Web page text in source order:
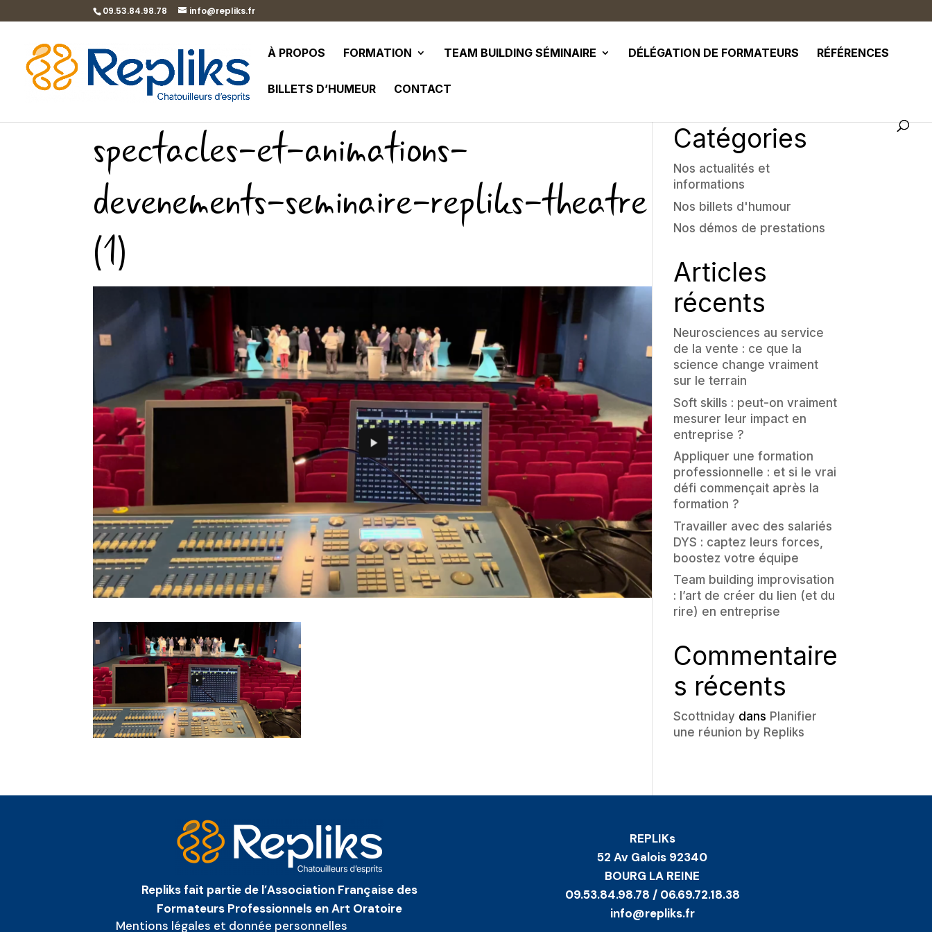
09.53.84.98.78 info@repliks.fr
À PROPOS FORMATION TEAM BUILDING SÉMINAIRE DÉLÉGATION DE FORMATEURS RÉFÉRENCES
BILLETS D’HUMEUR CONTACT
spectacles-et-animations-
devenements-seminaire-repliks-theatre
(1)
Catégories
Nos actualités et
informations
Nos billets d'humour
Nos démos de prestations
Articles
récents
Neurosciences au service
de la vente : ce que la
science change vraiment
sur le terrain
Soft skills : peut-on vraiment
mesurer leur impact en
entreprise ?
Appliquer une formation
professionnelle : et si le vrai
défi commençait après la
formation ?
Travailler avec des salariés
DYS : captez leurs forces,
boostez votre équipe
Team building improvisation
: l’art de créer du lien (et du
rire) en entreprise
Commentaire
s récents
Scottnidaydans Planifier
une réunion by Repliks
Repliks fait partie de l’Association Française des
Formateurs Professionnels en Art Oratoire
Mentions légales et donnée personnelles
REPLIKs
52 Av Galois 92340
BOURG LA REINE
09.53.84.98.78 / 06.69.72.18.38
info@repliks.fr